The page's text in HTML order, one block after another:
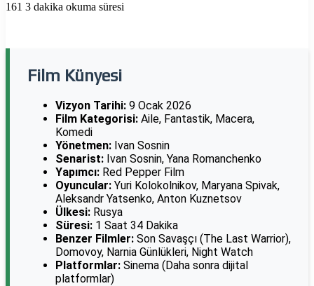
161 3 dakika okuma süresi
Film Künyesi
Vizyon Tarihi: 9 Ocak 2026
Film Kategorisi: Aile, Fantastik, Macera,
Komedi
Yönetmen: Ivan Sosnin
Senarist: Ivan Sosnin, Yana Romanchenko
Yapımcı: Red Pepper Film
Oyuncular: Yuri Kolokolnikov, Maryana Spivak,
Aleksandr Yatsenko, Anton Kuznetsov
Ülkesi: Rusya
Süresi: 1 Saat 34 Dakika
Benzer Filmler: Son Savaşçı (The Last Warrior),
Domovoy, Narnia Günlükleri, Night Watch
Platformlar: Sinema (Daha sonra dijital
platformlar)